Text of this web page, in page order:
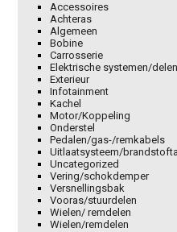
Accessoires
Achteras
Algemeen
Bobine
Carrosserie
Elektrische systemen/delen
Exterieur
Infotainment
Kachel
Motor/Koppeling
Onderstel
Pedalen/gas-/remkabels
Uitlaatsysteem/
Uncategorized
Vering/schokdemper
Versnellingsbak
Vooras/stuurdelen
Wielen/ remdelen
Wielen/remdelen